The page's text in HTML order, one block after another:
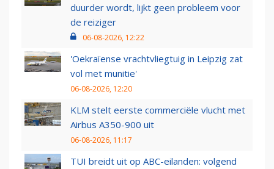
duurder wordt, lijkt geen probleem voor
de reiziger
06-08-2026, 12:22
'Oekraïense vrachtvliegtuig in Leipzig zat
vol met munitie'
06-08-2026, 12:20
KLM stelt eerste commerciële vlucht met
Airbus A350-900 uit
06-08-2026, 11:17
TUI breidt uit op ABC-eilanden: volgend